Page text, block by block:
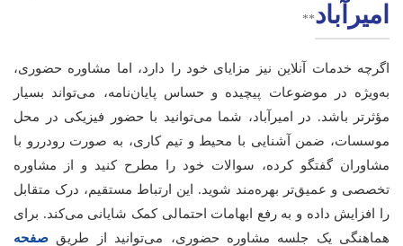
امیرآباد**
اگرچه خدمات آنلاین نیز مزایای خود را دارد، اما مشاوره حضوری،
به‌ویژه در موضوعات پیچیده و حساس پایان‌نامه، می‌تواند بسیار
مؤثرتر باشد. در امیرآباد، شما می‌توانید با حضور فیزیکی در محل
موسسات، ضمن آشنایی با محیط و تیم کاری، به صورت رودررو با
مشاوران گفتگو کرده، سوالات خود را مطرح کنید و از مشاوره
تخصصی و عمیق‌تر بهره‌مند شوید. این ارتباط مستقیم، درک متقابل
را افزایش داده و به رفع ابهامات احتمالی کمک شایانی می‌کند. برای
هماهنگی یک جلسه مشاوره حضوری، می‌توانید از طریق صفحه